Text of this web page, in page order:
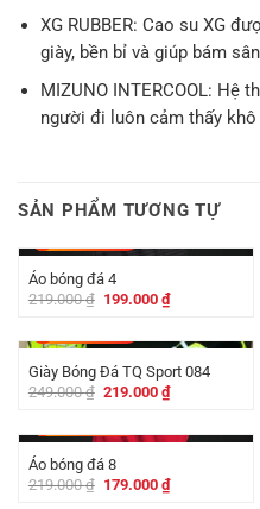
XG RUBBER: Cao su XG
giày, bền bỉ và giúp bám
MIZUNO INTERCOOL: Hệ
người đi luôn cảm thấy
SẢN PHẨM TƯƠNG TỰ
Áo bóng đá 4
219.000₫ Giá
219.000 ₫.
199.000 ₫Giá
hiện
là:
Giày Bóng Đá TQ Sport 084
249.000₫ Giá
249.000 ₫.
219.000 ₫Giá
hiện
là:
219.000 ₫.
Áo bóng đá 8
219.000₫ Giá
179.000 ₫Giá
hiện